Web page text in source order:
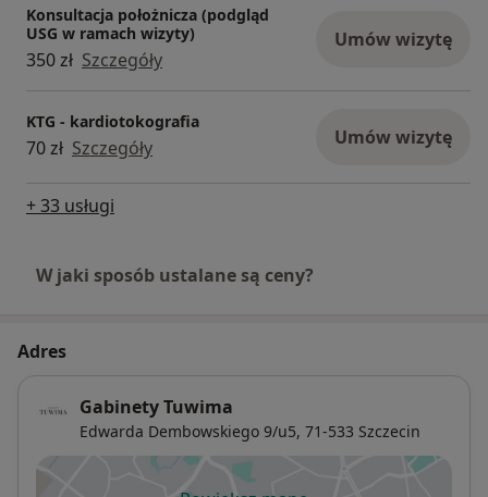
Konsultacja położnicza (podgląd
USG w ramach wizyty)
350 zł Szczegóły
Umów wizytę
KTG - kardiotokografia
70 zł Szczegóły Umów wizytę
+ 33 usługi
W jaki sposób ustalane są ceny?
Adres
Gabinety Tuwima
Edwarda Dembowskiego 9/u5, 71-533 Szczecin